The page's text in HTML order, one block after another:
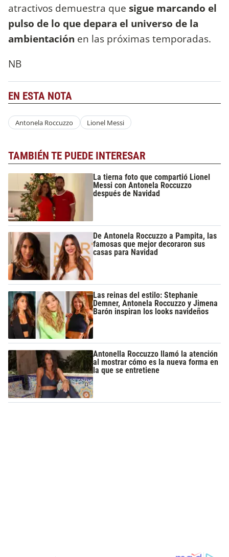
atractivos demuestra que sigue marcando el
pulso de lo que depara el universo de la
ambientación en las próximas temporadas.
NB
EN ESTA NOTA
Antonela Roccuzzo Lionel Messi
TAMBIÉN TE PUEDE INTERESAR
La tierna foto que compartió Lionel
Messi con Antonela Roccuzzo
después de Navidad
De Antonela Roccuzzo a Pampita, las
famosas que mejor decoraron sus
casas para Navidad
Las reinas del estilo: Stephanie
Demner, Antonela Roccuzzo y Jimena
Barón inspiran los looks navideños
Antonella Roccuzzo llamó la atención
al mostrar cómo es la nueva forma en
la que se entretiene